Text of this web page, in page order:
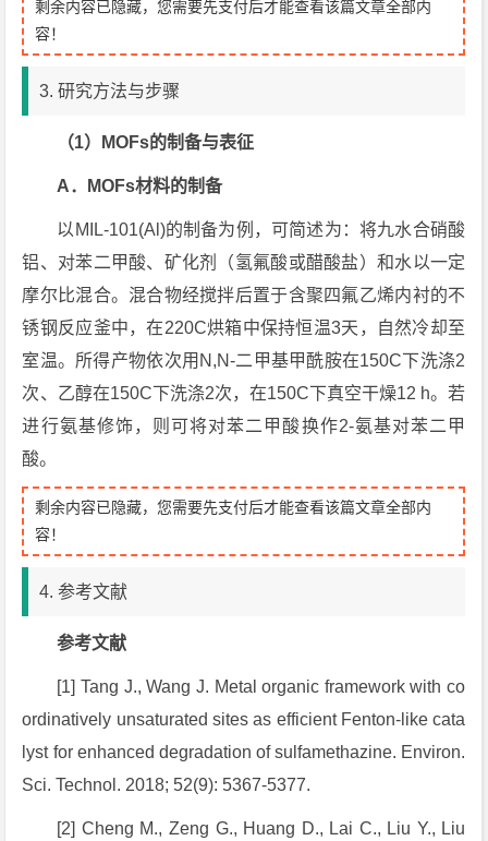
剩余内容已隐藏，您需要先支付后才能查看该篇文章全部内
容！
3. 研究方法与步骤
（1）MOFs的制备与表征
A．MOFs材料的制备
以MIL-101(Al)的制备为例，可简述为：将九水合硝酸
铝、对苯二甲酸、矿化剂（氢氟酸或醋酸盐）和水以一定
摩尔比混合。混合物经搅拌后置于含聚四氟乙烯内衬的不
锈钢反应釜中，在220C烘箱中保持恒温3天，自然冷却至
室温。所得产物依次用N,N-二甲基甲酰胺在150C下洗涤2
次、乙醇在150C下洗涤2次，在150C下真空干燥12 h。若
进行氨基修饰，则可将对苯二甲酸换作2-氨基对苯二甲
酸。
剩余内容已隐藏，您需要先支付后才能查看该篇文章全部内
容！
4. 参考文献
参考文献
[1] Tang J., Wang J. Metal organic framework with co
ordinatively unsaturated sites as efficient Fenton-like cata
lyst for enhanced degradation of sulfamethazine. Environ.
Sci. Technol. 2018; 52(9): 5367-5377.
[2] Cheng M., Zeng G., Huang D., Lai C., Liu Y., Liu